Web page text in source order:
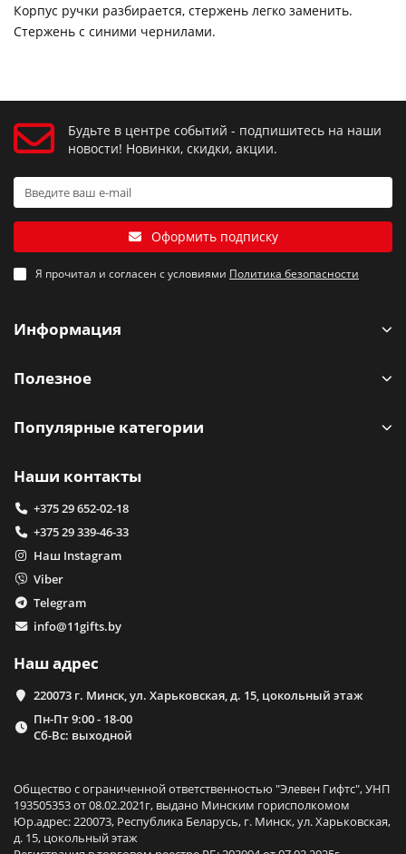
Корпус ручки разбирается, стержень легко заменить.
Стержень с синими чернилами.
Будьте в центре событий - подпишитесь на наши
новости! Новинки, скидки, акции.
Оформить подписку
Я прочитал и согласен с условиями Политика безопасности
Информация
Полезное
Популярные категории
Наши контакты
+375 29 652-02-18
+375 29 339-46-33
Наш Instagram
Viber
Telegram
info@11gifts.by
Наш адрес
220073 г. Минск, ул. Харьковская, д. 15, цокольный этаж
Пн-Пт 9:00 - 18-00
Сб-Вс: выходной
Общество с ограниченной ответственностью "Элевен Гифтс", УНП
193505353 от 08.02.2021г, выдано Минским горисполкомом
Юр.адрес: 220073, Республика Беларусь, г. Минск, ул. Харьковская,
д. 15, цокольный этаж